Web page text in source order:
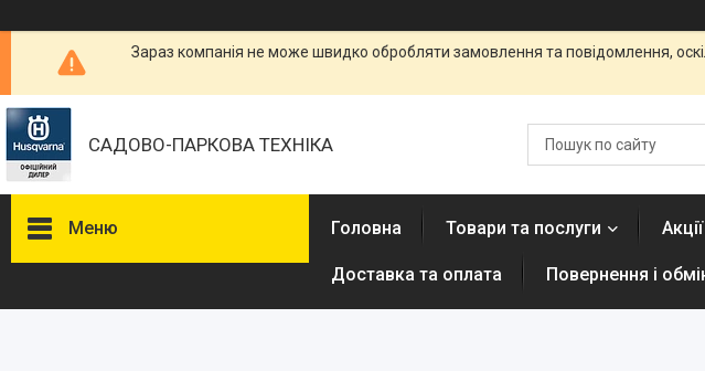
Зараз компанія не може швидко обробляти замовлення та повідомлення,
САДОВО-ПАРКОВА ТЕХНІКА
Меню Головна Товари та послуги Акції
Доставка та оплата Повернення і